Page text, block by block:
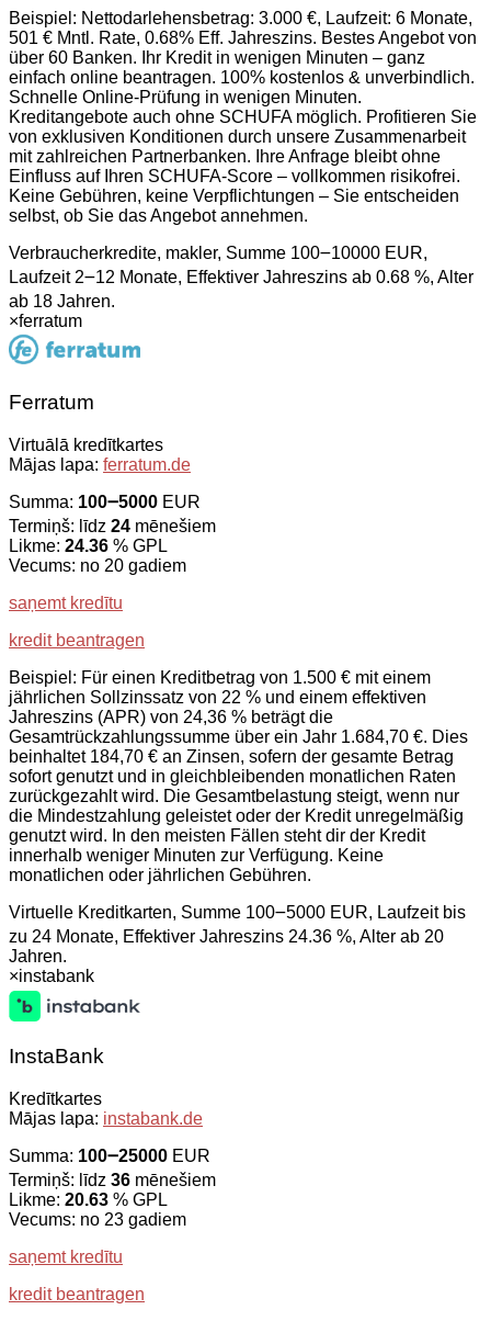
Beispiel: Nettodarlehensbetrag: 3.000 €, Laufzeit: 6 Monate,
501 € Mntl. Rate, 0.68% Eff. Jahreszins. Bestes Angebot von
über 60 Banken. Ihr Kredit in wenigen Minuten – ganz
einfach online beantragen. 100% kostenlos & unverbindlich.
Schnelle Online-Prüfung in wenigen Minuten.
Kreditangebote auch ohne SCHUFA möglich. Profitieren Sie
von exklusiven Konditionen durch unsere Zusammenarbeit
mit zahlreichen Partnerbanken. Ihre Anfrage bleibt ohne
Einfluss auf Ihren SCHUFA-Score – vollkommen risikofrei.
Keine Gebühren, keine Verpflichtungen – Sie entscheiden
selbst, ob Sie das Angebot annehmen.
Verbraucherkredite, makler, Summe 100౼10000 EUR,
Laufzeit 2౼12 Monate, Effektiver Jahreszins ab 0.68 %, Alter
ab 18 Jahren.
×ferratum
Ferratum
Virtuālā kredītkartes
Mājas lapa: ferratum.de
Summa: 100౼5000 EUR
Termiņš: līdz 24 mēnešiem
Likme: 24.36 % GPL
Vecums: no 20 gadiem
saņemt kredītu
kredit beantragen
Beispiel: Für einen Kreditbetrag von 1.500 € mit einem
jährlichen Sollzinssatz von 22 % und einem effektiven
Jahreszins (APR) von 24,36 % beträgt die
Gesamtrückzahlungssumme über ein Jahr 1.684,70 €. Dies
beinhaltet 184,70 € an Zinsen, sofern der gesamte Betrag
sofort genutzt und in gleichbleibenden monatlichen Raten
zurückgezahlt wird. Die Gesamtbelastung steigt, wenn nur
die Mindestzahlung geleistet oder der Kredit unregelmäßig
genutzt wird. In den meisten Fällen steht dir der Kredit
innerhalb weniger Minuten zur Verfügung. Keine
monatlichen oder jährlichen Gebühren.
Virtuelle Kreditkarten, Summe 100౼5000 EUR, Laufzeit bis
zu 24 Monate, Effektiver Jahreszins 24.36 %, Alter ab 20
Jahren.
×instabank
InstaBank
Kredītkartes
Mājas lapa: instabank.de
Summa: 100౼25000 EUR
Termiņš: līdz 36 mēnešiem
Likme: 20.63 % GPL
Vecums: no 23 gadiem
saņemt kredītu
kredit beantragen